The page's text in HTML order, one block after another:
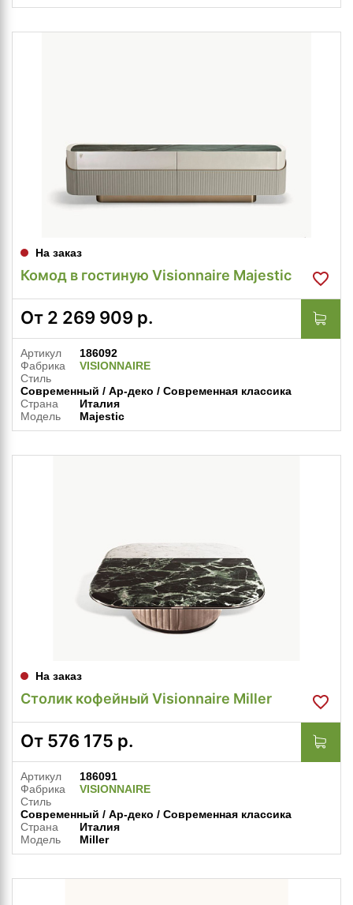
На заказ
Комод в гостиную Visionnaire Majestic
От 2 269 909 р.
Артикул
186092
Фабрика
VISIONNAIRE
Стиль
Современный / Ар-деко / Современная классика
Страна
Италия
Модель
Majestic
На заказ
Столик кофейный Visionnaire Miller
От 576 175 р.
Артикул
186091
Фабрика
VISIONNAIRE
Стиль
Современный / Ар-деко / Современная классика
Страна
Италия
Модель
Miller